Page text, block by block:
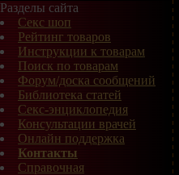
Разделы сайта
Секс шоп
Рейтинг товаров
Инструкции к товарам
Поиск по товарам
Форум/доска сообщений
Библиотека статей
Секс-энциклопедия
Консультации врачей
Онлайн поддержка
Контакты
Справочная